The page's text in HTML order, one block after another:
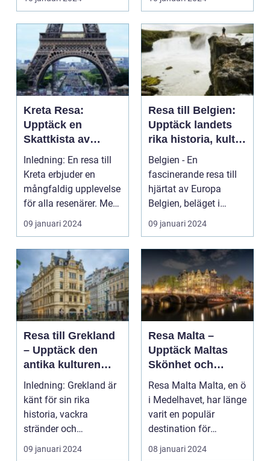
Kreta Resa:
Upptäck en
Skattkista av
Kultur, Sol och
Äventyr
Inledning: En resa till
Kreta erbjuder en
mångfaldig upplevelse
för alla resenärer. Med
sin rika his...
09 januari 2024
Resa till Belgien:
Upptäck landets
rika historia, kultur
och skönhet
Belgien - En
fascinerande resa till
hjärtat av Europa
Belgien, beläget i
Västeuropa, är ett land
ri...
09 januari 2024
Resa till Grekland
– Upptäck den
antika kulturen
och de vackra
öarna
Inledning: Grekland är
känt för sin rika
historia, vackra
stränder och
fantastiska mat. En
resa til...
09 januari 2024
Resa Malta –
Upptäck Maltas
Skönhet och
Mångfald
Resa Malta Malta, en ö
i Medelhavet, har länge
varit en populär
destination för
resenärer från hela...
08 januari 2024